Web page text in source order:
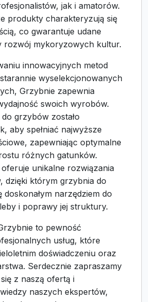
jak i amatorów.
produkty charakteryzują się
co gwarantuje udane
rozwój mykoryzowych kultur.
innowacyjnych metod
wyselekcjonowanych
Grzybnie zapewnia
swoich wyrobów.
do grzybów zostało
aby spełniać najwyższe
zapewniając optymalne
różnych gatunków.
unikalne rozwiązania
dzięki którym grzybnia do
doskonałym narzędziem do
i poprawy jej struktury.
to pewność
usług, które
doświadczeniu oraz
Serdecznie zapraszamy
z naszą ofertą i
naszych ekspertów,